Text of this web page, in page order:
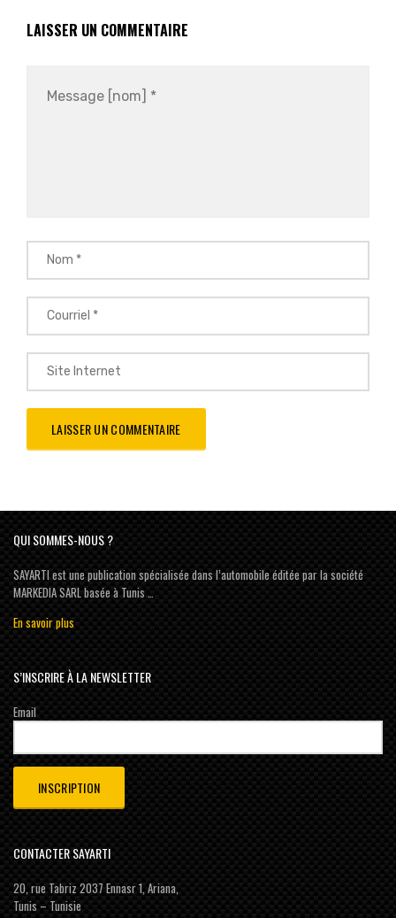
LAISSER UN COMMENTAIRE
QUI SOMMES-NOUS ?
SAYARTI est une publication spécialisée dans l’automobile éditée par la société
MARKEDIA SARL basée à Tunis …
En savoir plus
S’INSCRIRE À LA NEWSLETTER
Email
CONTACTER SAYARTI
20, rue Tabriz 2037 Ennasr 1, Ariana,
Tunis – Tunisie